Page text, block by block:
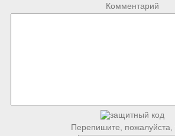
Комментарий
Перепишите, пожалуйста,